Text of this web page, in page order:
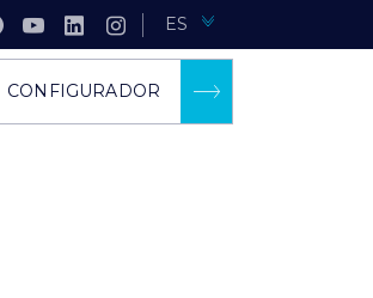
ES
CONFIGURADOR